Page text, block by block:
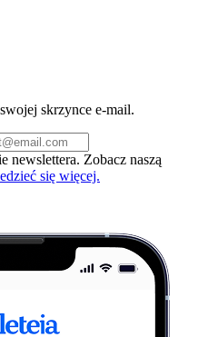
skrzynce e-mail.
newslettera. Zobacz naszą
się więcej.